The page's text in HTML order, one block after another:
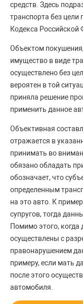
средств. Здесь
транспорта без
Кодекса Российской
Объектом
имущество в виде
осуществлено без
вероятен в той
приняла решение
применить данное
Объективная
отражается в
принимать во
обязано обладать
обозначает, что
определенным
на это авто. К
супругов, тогда
Помимо этого, когда
осуществлены с
правонарушением
примеру, если мать
после этого
автомобиля.